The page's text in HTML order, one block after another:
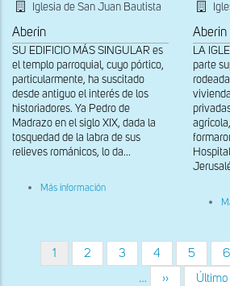
Iglesia de San Juan Bautista
Aberin
SU EDIFICIO MÁS SINGULAR es
el templo parroquial, cuyo pórtico,
particularmente, ha suscitado
desde antiguo el interés de los
historiadores. Ya Pedro de
Madrazo en el siglo XIX, dada la
tosquedad de la labra de sus
relieves románicos, lo da...
Más información
herrajes
Aberin
LA
parte
Paginación
Página
actual
1 Página
2 Página
3 Página
4 Página
5 6
…
Siguiente
››
Última
Último